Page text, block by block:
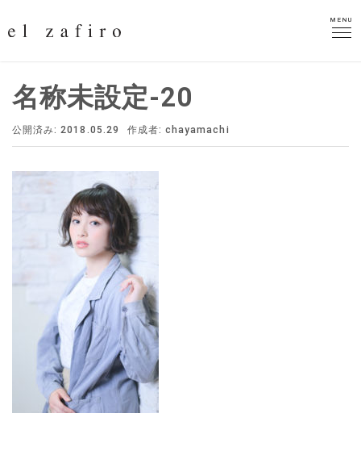
MENU
MENU
名称未設定-20
公開済み: 2018.05.29 作成者:chayamachi